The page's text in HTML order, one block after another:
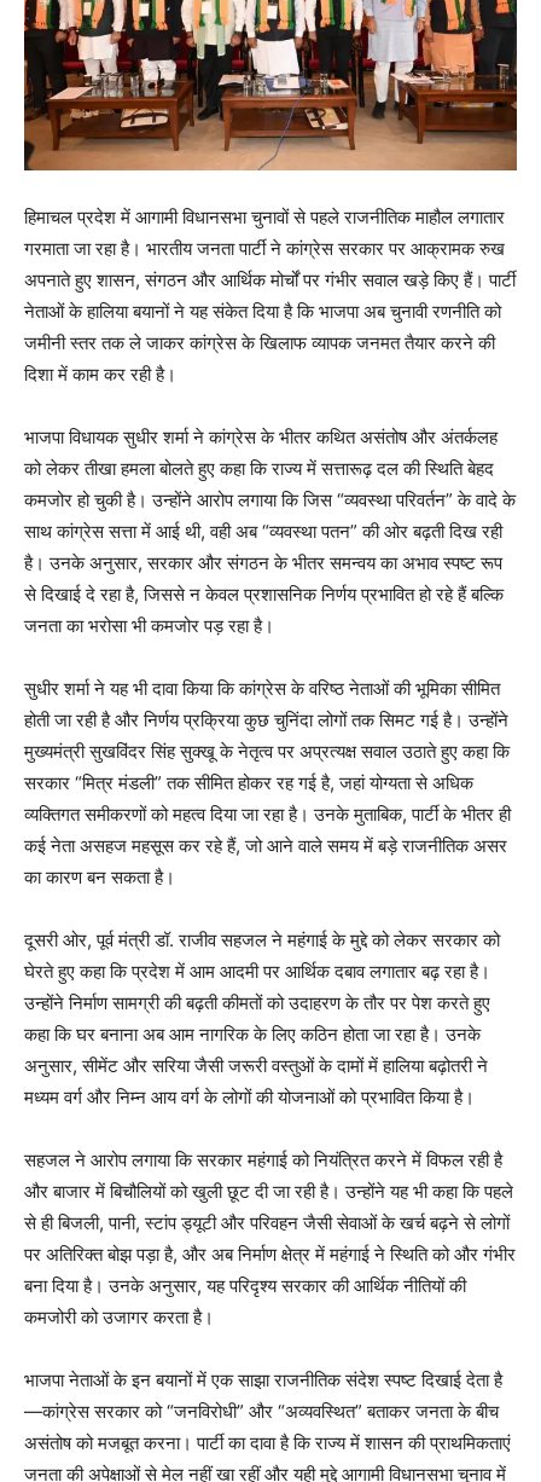
हिमाचल प्रदेश में आगामी विधानसभा चुनावों से पहले राजनीतिक माहौल लगातार
गरमाता जा रहा है। भारतीय जनता पार्टी ने कांग्रेस सरकार पर आक्रामक रुख
अपनाते हुए शासन, संगठन और आर्थिक मोर्चों पर गंभीर सवाल खड़े किए हैं। पार्टी
नेताओं के हालिया बयानों ने यह संकेत दिया है कि भाजपा अब चुनावी रणनीति को
जमीनी स्तर तक ले जाकर कांग्रेस के खिलाफ व्यापक जनमत तैयार करने की
दिशा में काम कर रही है।
भाजपा विधायक सुधीर शर्मा ने कांग्रेस के भीतर कथित असंतोष और अंतर्कलह
को लेकर तीखा हमला बोलते हुए कहा कि राज्य में सत्तारूढ़ दल की स्थिति बेहद
कमजोर हो चुकी है। उन्होंने आरोप लगाया कि जिस “व्यवस्था परिवर्तन” के वादे के
साथ कांग्रेस सत्ता में आई थी, वही अब “व्यवस्था पतन” की ओर बढ़ती दिख रही
है। उनके अनुसार, सरकार और संगठन के भीतर समन्वय का अभाव स्पष्ट रूप
से दिखाई दे रहा है, जिससे न केवल प्रशासनिक निर्णय प्रभावित हो रहे हैं बल्कि
जनता का भरोसा भी कमजोर पड़ रहा है।
सुधीर शर्मा ने यह भी दावा किया कि कांग्रेस के वरिष्ठ नेताओं की भूमिका सीमित
होती जा रही है और निर्णय प्रक्रिया कुछ चुनिंदा लोगों तक सिमट गई है। उन्होंने
मुख्यमंत्री सुखविंदर सिंह सुक्खू के नेतृत्व पर अप्रत्यक्ष सवाल उठाते हुए कहा कि
सरकार “मित्र मंडली” तक सीमित होकर रह गई है, जहां योग्यता से अधिक
व्यक्तिगत समीकरणों को महत्व दिया जा रहा है। उनके मुताबिक, पार्टी के भीतर ही
कई नेता असहज महसूस कर रहे हैं, जो आने वाले समय में बड़े राजनीतिक असर
का कारण बन सकता है।
दूसरी ओर, पूर्व मंत्री डॉ. राजीव सहजल ने महंगाई के मुद्दे को लेकर सरकार को
घेरते हुए कहा कि प्रदेश में आम आदमी पर आर्थिक दबाव लगातार बढ़ रहा है।
उन्होंने निर्माण सामग्री की बढ़ती कीमतों को उदाहरण के तौर पर पेश करते हुए
कहा कि घर बनाना अब आम नागरिक के लिए कठिन होता जा रहा है। उनके
अनुसार, सीमेंट और सरिया जैसी जरूरी वस्तुओं के दामों में हालिया बढ़ोतरी ने
मध्यम वर्ग और निम्न आय वर्ग के लोगों की योजनाओं को प्रभावित किया है।
सहजल ने आरोप लगाया कि सरकार महंगाई को नियंत्रित करने में विफल रही है
और बाजार में बिचौलियों को खुली छूट दी जा रही है। उन्होंने यह भी कहा कि पहले
से ही बिजली, पानी, स्टांप ड्यूटी और परिवहन जैसी सेवाओं के खर्च बढ़ने से लोगों
पर अतिरिक्त बोझ पड़ा है, और अब निर्माण क्षेत्र में महंगाई ने स्थिति को और गंभीर
बना दिया है। उनके अनुसार, यह परिदृश्य सरकार की आर्थिक नीतियों की
कमजोरी को उजागर करता है।
भाजपा नेताओं के इन बयानों में एक साझा राजनीतिक संदेश स्पष्ट दिखाई देता है
—कांग्रेस सरकार को “जनविरोधी” और “अव्यवस्थित” बताकर जनता के बीच
असंतोष को मजबूत करना। पार्टी का दावा है कि राज्य में शासन की प्राथमिकताएं
जनता की अपेक्षाओं से मेल नहीं खा रहीं और यही मुद्दे आगामी विधानसभा चुनाव में